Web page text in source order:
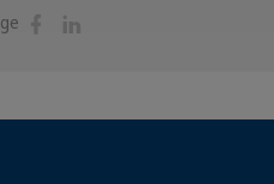
Partager